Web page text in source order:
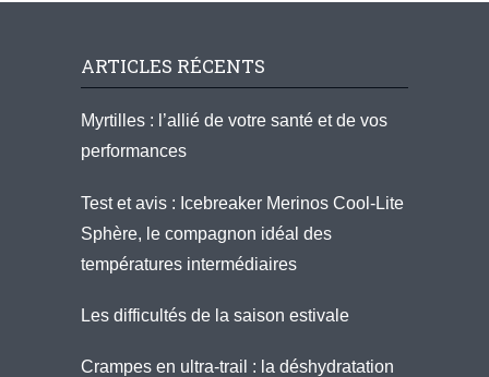
ARTICLES RÉCENTS
Myrtilles : l’allié de votre santé et de vos
performances
Test et avis : Icebreaker Merinos Cool-Lite
Sphère, le compagnon idéal des
températures intermédiaires
Les difficultés de la saison estivale
Crampes en ultra-trail : la déshydratation